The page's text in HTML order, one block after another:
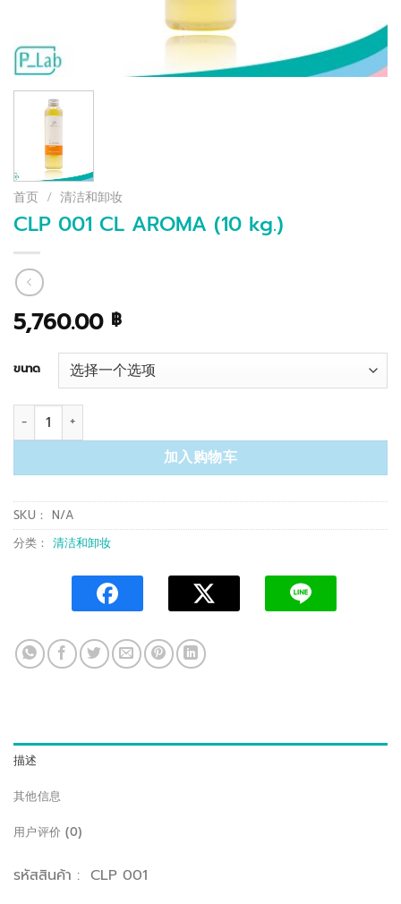
首页 / 清洁和卸妆
CLP 001 CL AROMA (10 kg.)
5,760.00 ฿
ขนาด
CLP 001 CL AROMA (10 kg.) 数量
加入购物车
SKU： N/A
分类： 清洁和卸妆
描述
其他信息
用户评价 (0)
รหัสสินค้า : CLP 001